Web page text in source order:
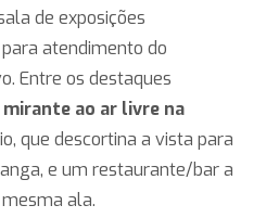
de exposições
atendimento do
Entre os destaques
mirante ao ar livre na
que descortina a vista para
e um restaurante/bar a
ala.